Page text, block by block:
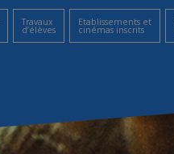
Travaux
d’élèves
Etablissements et
cinémas inscrits